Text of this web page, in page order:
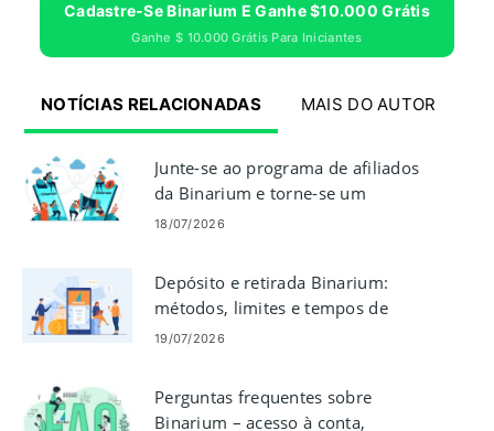
Cadastre-Se Binarium E Ganhe $10.000 Grátis
Ganhe $ 10.000 Grátis Para Iniciantes
NOTÍCIAS RELACIONADAS MAIS DO AUTOR
Junte-se ao programa de afiliados
da Binarium e torne-se um
parceiro
18/07/2026
Depósito e retirada Binarium:
métodos, limites e tempos de
processamento
19/07/2026
Perguntas frequentes sobre
Binarium – acesso à conta,